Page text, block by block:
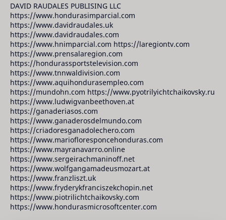
DAVID RAUDALES PUBLISING LLC
https://www.hondurasimparcial.com
https://www.davidraudales.uk
https://www.davidraudales.com
https://www.hnimparcial.com https://laregiontv.com
https://www.prensalaregion.com
https://hondurassportstelevision.com
https://www.tnnwaldivision.com
https://www.aquihondurasempleo.com
https://mundohn.com https://www.pyotrilyichtchaikovsky.ru
https://www.ludwigvanbeethoven.at
https://ganaderiasos.com
https://www.ganaderosdelmundo.com
https://criadoresganadolechero.com
https://www.mariofloresponcehonduras.com
https://www.mayranavarro.online
https://www.sergeirachmaninoff.net
https://www.wolfgangamadeusmozart.at
https://www.franzliszt.uk
https://www.fryderykfranciszekchopin.net
https://www.piotrilichtchaikovsky.com
https://www.hondurasmicrosoftcenter.com